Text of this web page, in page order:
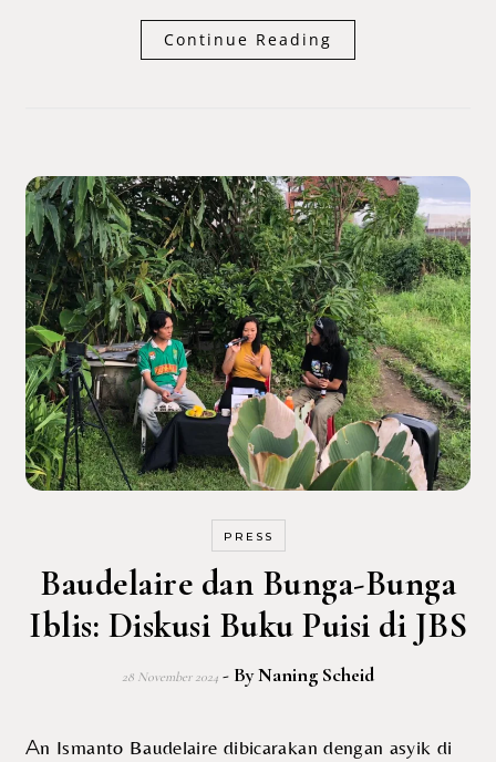
Continue Reading
PRESS
Baudelaire dan Bunga-Bunga
Iblis: Diskusi Buku Puisi di JBS
28 November 2024 - ByNaning Scheid
An Ismanto Baudelaire dibicarakan dengan asyik di